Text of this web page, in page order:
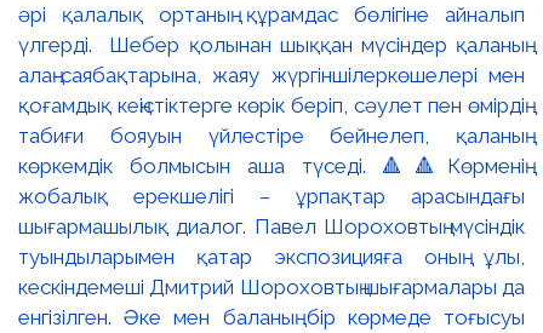
әрі қалалық ортаның құрамдас бөлігіне айналып
үлгерді. Шебер қолынан шыққан мүсіндер қаланың
алаң-саябақтарына, жаяу жүргіншілеркөшелері мен
қоғамдық кеңістіктерге көрік беріп, сәулет пен өмірдің
табиғи бояуын үйлестіре бейнелеп, қаланың
көркемдік болмысын аша түседі. 🔺🔺Көрменің
жобалық ерекшелігі – ұрпақтар арасындағы
шығармашылық диалог. Павел Шороховтың мүсіндік
туындыларымен қатар экспозицияға оның ұлы,
кескіндемеші Дмитрий Шороховтың шығармалары да
енгізілген. Әке мен баланың бір көрмеде тоғысуы